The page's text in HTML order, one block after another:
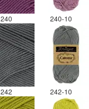
240 240-10
242 242-10